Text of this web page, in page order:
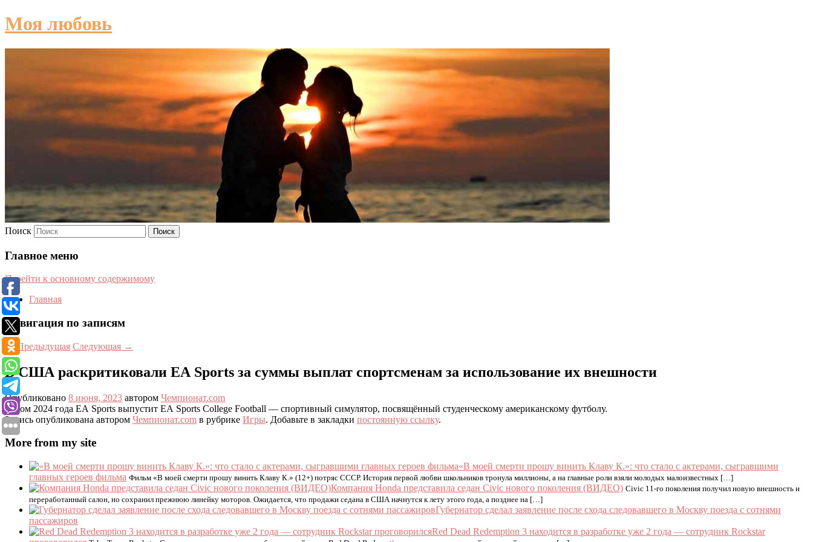
Моя любовь
Поиск
Главное меню
Перейти к основному содержимому
Главная
Навигация по записям
←Предыдущая Следующая →
В США раскритиковали EA Sports за суммы выплат спортсменам за использование их внешности
Опубликовано 8 июня, 2023 автором Чемпионат.com
Летом 2024 года EA Sports выпустит EA Sports College Football — спортивный симулятор, посвящённый студенческому американскому футболу.
Запись опубликована автором Чемпионат.com в рубрике Игры. Добавьте в закладки постоянную ссылку.
More from my site
«В моей смерти прошу винить Клаву К.»: что стало с актерами, сыгравшими
главных героев фильма Фильм «В моей смерти прошу винить Клаву К.» (12+) потряс СССР. История первой любви школьников тронула миллионы, а на главные роли взяли молодых малоизвестных […]
Компания Honda представила седан Civic нового поколения (ВИДЕО) Civic 11-го поколения получил новую внешность и
переработанный салон, но сохранил прежнюю линейку моторов. Ожидается, что продажи седана в США начнутся к лету этого года, а позднее на […]
Губернатор сделал заявление после схода следовавшего в Москву поезда с сотнями
пассажиров
Red Dead Redemption 3 находится в разработке уже 2 года — сотрудник Rockstar